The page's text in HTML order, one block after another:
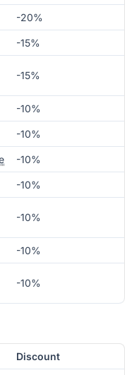
-20%
-15%
-15%
-10%
-10%
-10%
-10%
-10%
-10%
-10%
Discount